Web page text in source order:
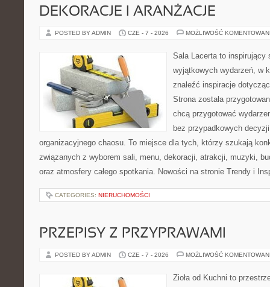
DEKORACJE I ARANŻACJE
POSTED BY ADMIN CZE - 7 - 2026 MOŻLIWOŚĆ
Sala Lacerta to inspirujący
wyjątkowych wydarzeń, w
znaleźć inspiracje
Strona została
chcą przygotować
bez przypadkowych
organizacyjnego chaosu. To miejsce dla tych, którzy szukają
związanych z wyborem sali, menu, dekoracji, atrakcji, muzyki,
oraz atmosfery całego spotkania. Nowości na stronie Trendy i
CATEGORIES: NIERUCHOMOŚCI
PRZEPISY Z PRZYPRAWAMI
POSTED BY ADMIN CZE - 7 - 2026 MOŻLIWOŚĆ
Zioła od Kuchni to